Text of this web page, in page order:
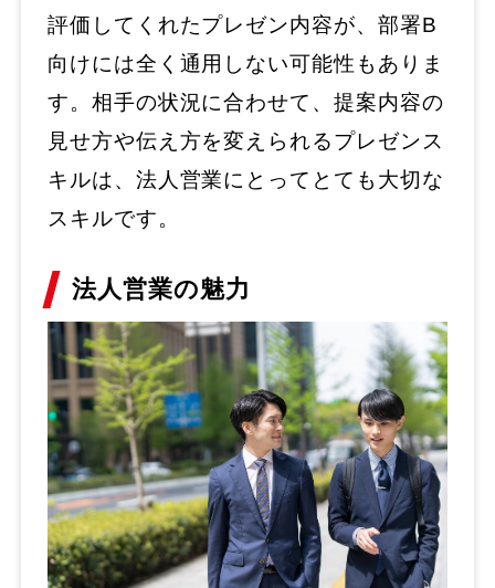
評価してくれたプレゼン内容が、部署B
向けには全く通用しない可能性もありま
す。相手の状況に合わせて、提案内容の
見せ方や伝え方を変えられるプレゼンス
キルは、法人営業にとってとても大切な
スキルです。
法人営業の魅力